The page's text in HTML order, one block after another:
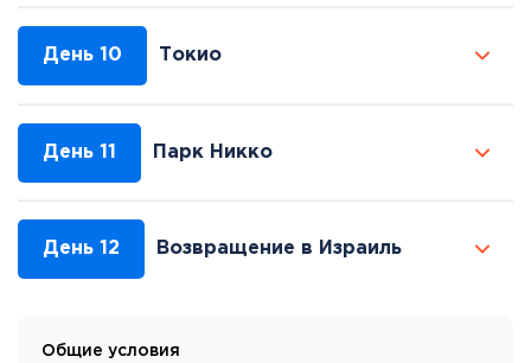
День 10 Токио
День 11 Парк Никко
День 12 Возвращение в Израиль
Общие условия